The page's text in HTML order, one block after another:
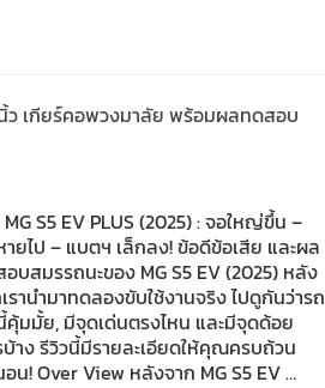
นิ้ว เกียร์คอพวงมาลัย พร้อมผลทดสอบ
MG S5 EV PLUS (2025) : จอใหญ่ขึ้น –
ยไป – แบตฯ เล็กลง! ข้อดีข้อเสีย และผล
บสมรรถนะของ MG S5 EV (2025) หลัง
รานำมาทดลองขับใช้งานจริง ไปดูกันว่ารถ
มมั้ย, มีจุดเด่นตรงไหน และมีจุดด้อย
บ้าง รีวิวนี้มีรายละเอียดให้คุณครบถ้วน
น! Over View หลังจาก MG S5 EV …